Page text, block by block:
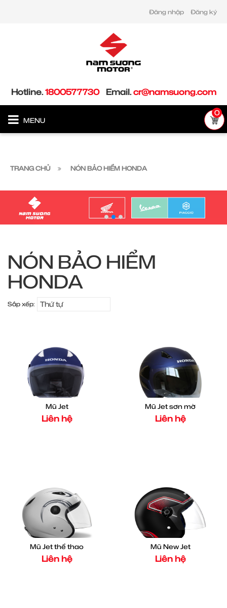
Đăng nhập Đăng ký
Hotline.1800577730 Email.cr@namsuong.com
MENU
0
TRANG CHỦ NÓN BẢO HIỂM HONDA
NÓN BẢO HIỂM
HONDA
Sắp xếp: Thứ tự
Mũ Jet
Liên hệ
Mũ Jet sơn mờ
Liên hệ
Mũ Jet thể thao
Liên hệ
Mũ New Jet
Liên hệ